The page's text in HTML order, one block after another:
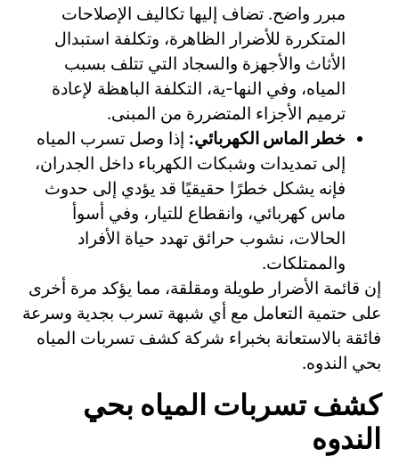
مبرر واضح. تضاف إليها تكاليف الإصلاحات
المتكررة للأضرار الظاهرة، وتكلفة استبدال
الأثاث والأجهزة والسجاد التي تتلف بسبب
المياه، وفي النها-ية، التكلفة الباهظة لإعادة
ترميم الأجزاء المتضررة من المبنى.
خطر الماس الكهربائي: إذا وصل تسرب المياه
إلى تمديدات وشبكات الكهرباء داخل الجدران،
فإنه يشكل خطرًا حقيقيًا قد يؤدي إلى حدوث
ماس كهربائي، وانقطاع للتيار، وفي أسوأ
الحالات، نشوب حرائق تهدد حياة الأفراد
والممتلكات.
إن قائمة الأضرار طويلة ومقلقة، مما يؤكد مرة أخرى
على حتمية التعامل مع أي شبهة تسرب بجدية وسرعة
فائقة بالاستعانة بخبراء شركة كشف تسربات المياه
بحي الندوه.
كشف تسربات المياه بحي
الندوه